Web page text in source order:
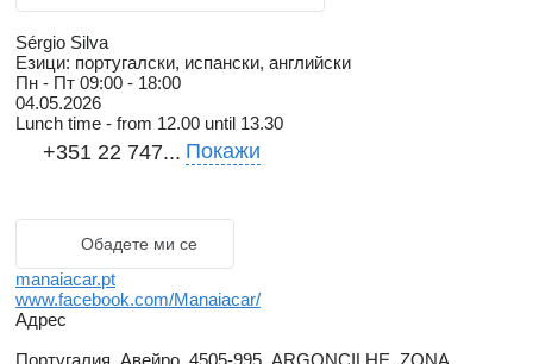
Sérgio Silva
Езици: португалски, испански, английски
Пн - Пт 09:00 - 18:00
04.05.2026
Lunch time - from 12.00 until 13.30
+351 22 747... Покажи
Обадете ми се
manaiacar.pt
www.facebook.com/Manaiacar/
Адрес